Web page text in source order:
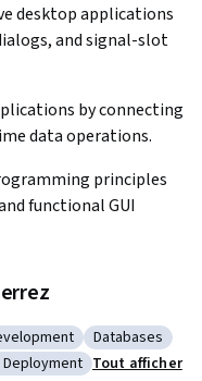
desktop applications
and signal-slot
by connecting
data operations.
principles
functional GUI
Development
Catégorie :
Databases
Application Deployment
Tout afficher